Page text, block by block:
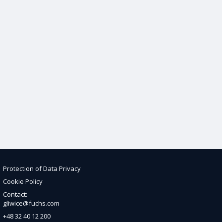
Protection of Data Privacy
Cookie Policy
Contact:
gliwice@fuchs.com
+48 32 40 12 200